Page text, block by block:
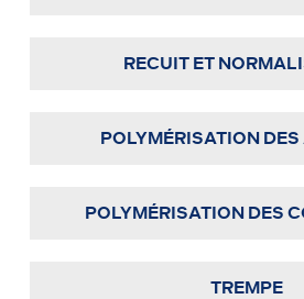
RECUIT ET
POLYMÉRISATION
POLYMÉRISATION DES
TREMPE